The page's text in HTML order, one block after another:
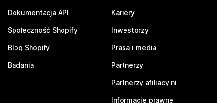
Dokumentacja API
Społeczność Shopify
Blog Shopify
Badania
Kariery
Inwestorzy
Prasa i media
Partnerzy
Partnerzy afiliacyjni
Informacje prawne